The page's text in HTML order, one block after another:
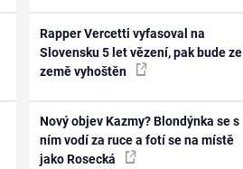
Rapper Vercetti vyfasoval na
Slovensku 5 let vězení, pak bude ze
země vyhoštěn
Nový objev Kazmy? Blondýnka se s
ním vodí za ruce a fotí se na místě
jako Rosecká